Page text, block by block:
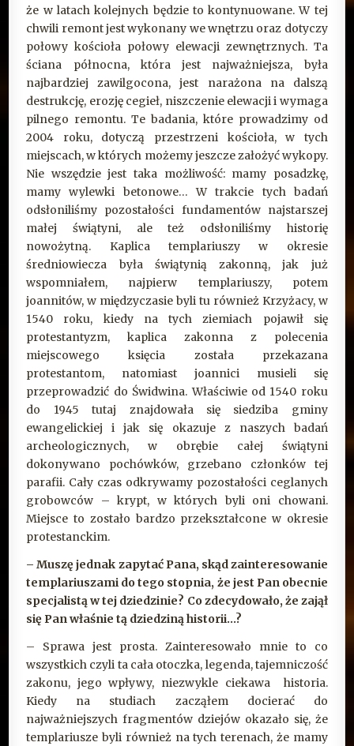
że w latach kolejnych będzie to kontynuowane. W tej
chwili remont jest wykonany we wnętrzu oraz dotyczy
połowy kościoła połowy elewacji zewnętrznych. Ta
ściana północna, która jest najważniejsza, była
najbardziej zawilgocona, jest narażona na dalszą
destrukcję, erozję cegieł, niszczenie elewacji i wymaga
pilnego remontu. Te badania, które prowadzimy od
2004 roku, dotyczą przestrzeni kościoła, w tych
miejscach, w których możemy jeszcze założyć wykopy.
Nie wszędzie jest taka możliwość: mamy posadzkę,
mamy wylewki betonowe… W trakcie tych badań
odsłoniliśmy pozostałości fundamentów najstarszej
małej świątyni, ale też odsłoniliśmy historię
nowożytną. Kaplica templariuszy w okresie
średniowiecza była świątynią zakonną, jak już
wspomniałem, najpierw templariuszy, potem
joannitów, w międzyczasie byli tu również Krzyżacy, w
1540 roku, kiedy na tych ziemiach pojawił się
protestantyzm, kaplica zakonna z polecenia
miejscowego księcia została przekazana
protestantom, natomiast joannici musieli się
przeprowadzić do Świdwina. Właściwie od 1540 roku
do 1945 tutaj znajdowała się siedziba gminy
ewangelickiej i jak się okazuje z naszych badań
archeologicznych, w obrębie całej świątyni
dokonywano pochówków, grzebano członków tej
parafii. Cały czas odkrywamy pozostałości ceglanych
grobowców – krypt, w których byli oni chowani.
Miejsce to zostało bardzo przekształcone w okresie
protestanckim.
– Muszę jednak zapytać Pana, skąd zainteresowanie
templariuszami do tego stopnia, że jest Pan obecnie
specjalistą w tej dziedzinie? Co zdecydowało, że zajął
się Pan właśnie tą dziedziną historii…?
– Sprawa jest prosta. Zainteresowało mnie to co
wszystkich czyli ta cała otoczka, legenda, tajemniczość
zakonu, jego wpływy, niezwykle ciekawa historia.
Kiedy na studiach zacząłem docierać do
najważniejszych fragmentów dziejów okazało się, że
templariusze byli również na tych terenach, że mamy